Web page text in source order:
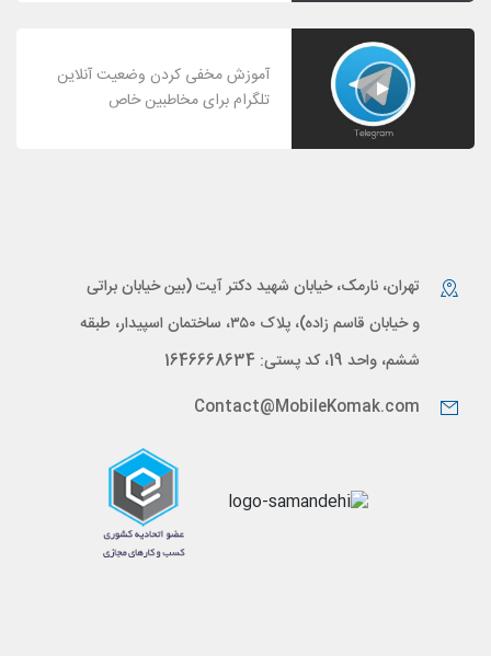
آموزش مخفی کردن وضعیت آنلاین
تلگرام برای مخاطبین خاص
تهران، نارمک، خیابان شهید دکتر آیت (بین خیابان براتی
و خیابان قاسم زاده)، پلاک ۳۵۰، ساختمان اسپیدار، طبقه
ششم، واحد 19، کد پستی: 1646668634
Contact@MobileKomak.com